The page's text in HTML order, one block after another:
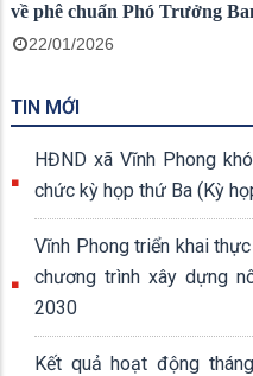
về phê chuẩn Phó Trưởng
22/01/2026
TIN MỚI
HĐND xã Vĩnh Phong
chức kỳ họp thứ Ba (Kỳ
Vĩnh Phong triển khai
chương trình xây dựng
2030
Kết quả hoạt động